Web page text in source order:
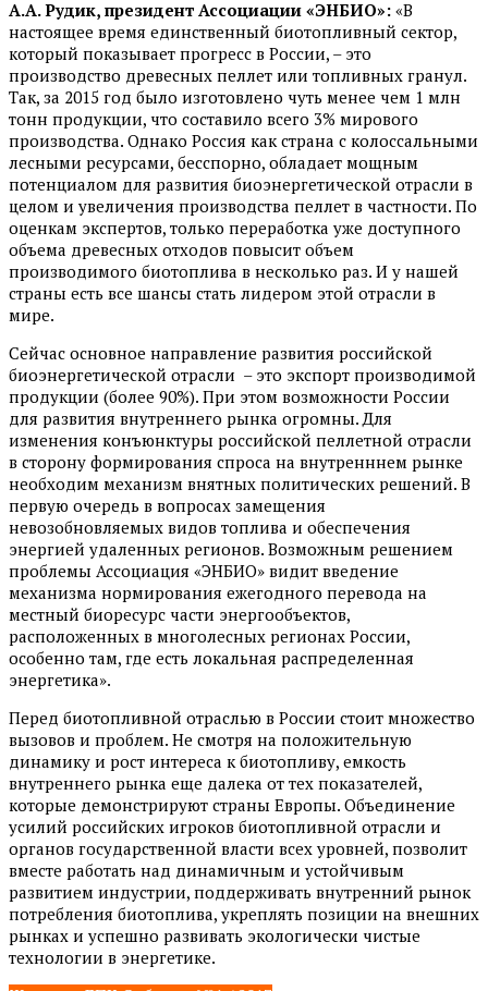
А.А. Рудик, президент Ассоциации «ЭНБИО»: «В
настоящее время единственный биотопливный сектор,
который показывает прогресс в России, – это
производство древесных пеллет или топливных гранул.
Так, за 2015 год было изготовлено чуть менее чем 1 млн
тонн продукции, что составило всего 3% мирового
производства. Однако Россия как страна с колоссальными
лесными ресурсами, бесспорно, обладает мощным
потенциалом для развития биоэнергетической отрасли в
целом и увеличения производства пеллет в частности. По
оценкам экспертов, только переработка уже доступного
объема древесных отходов повысит объем
производимого биотоплива в несколько раз. И у нашей
страны есть все шансы стать лидером этой отрасли в
мире.
Сейчас основное направление развития российской
биоэнергетической отрасли – это экспорт производимой
продукции (более 90%). При этом возможности России
для развития внутреннего рынка огромны. Для
изменения конъюнктуры российской пеллетной отрасли
в сторону формирования спроса на внутренннем рынке
необходим механизм внятных политических решений. В
первую очередь в вопросах замещения
невозобновляемых видов топлива и обеспечения
энергией удаленных регионов. Возможным решением
проблемы Ассоциация «ЭНБИО» видит введение
механизма нормирования ежегодного перевода на
местный биоресурс части энергообъектов,
расположенных в многолесных регионах России,
особенно там, где есть локальная распределенная
энергетика».
Перед биотопливной отраслью в России стоит множество
вызовов и проблем. Не смотря на положительную
динамику и рост интереса к биотопливу, емкость
внутреннего рынка еще далека от тех показателей,
которые демонстрируют страны Европы. Объединение
усилий российских игроков биотопливной отрасли и
органов государственной власти всех уровней, позволит
вместе работать над динамичным и устойчивым
развитием индустрии, поддерживать внутренний рынок
потребления биотоплива, укреплять позиции на внешних
рынках и успешно развивать экологически чистые
технологии в энергетике.